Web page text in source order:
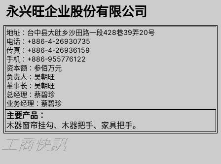
永兴旺企业股份有限公司
地址∶台中县大肚乡沙田路一段428巷39弄20号
电话∶+886-4-26930735
传真∶+886-4-26936159
手机∶+886-955776122
资本额∶参佰万元
负责人∶吴朝旺
董事长∶吴朝旺
总经理∶蔡碧珍
业务经理∶蔡碧珍
主要产品∶
木器窗帘挂勾、木器把手、家具把手。